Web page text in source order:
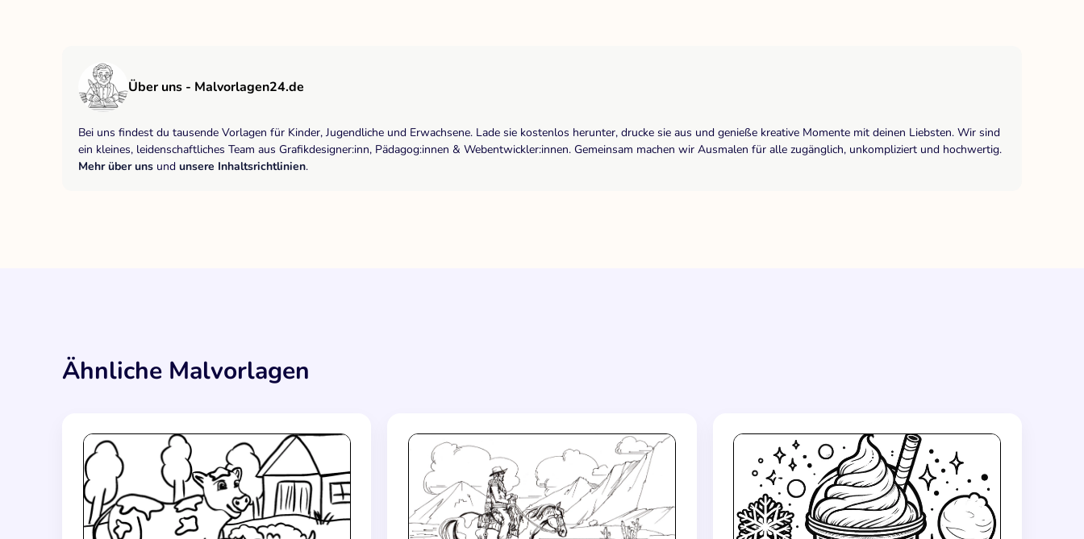
Über uns - Malvorlagen24.de
Bei uns findest du tausende Vorlagen für Kinder, Jugendliche und Erwachsene. Lade sie kostenlos herunter, drucke sie aus und genieße kreative Momente mit deinen Liebsten. Wir sind
ein kleines, leidenschaftliches Team aus Grafikdesigner:inn, Pädagog:innen & Webentwickler:innen. Gemeinsam machen wir Ausmalen für alle zugänglich, unkompliziert und hochwertig.
Mehr über uns und unsere Inhaltsrichtlinien.
Ähnliche Malvorlagen